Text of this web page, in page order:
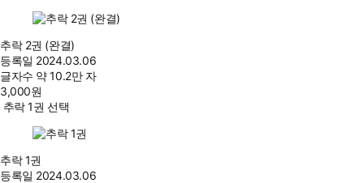
추락 2권 (완결)
등록일 2024.03.06
글자수 약 10.2만 자
3,000원
추락 1권 선택
추락 1권
등록일 2024.03.06